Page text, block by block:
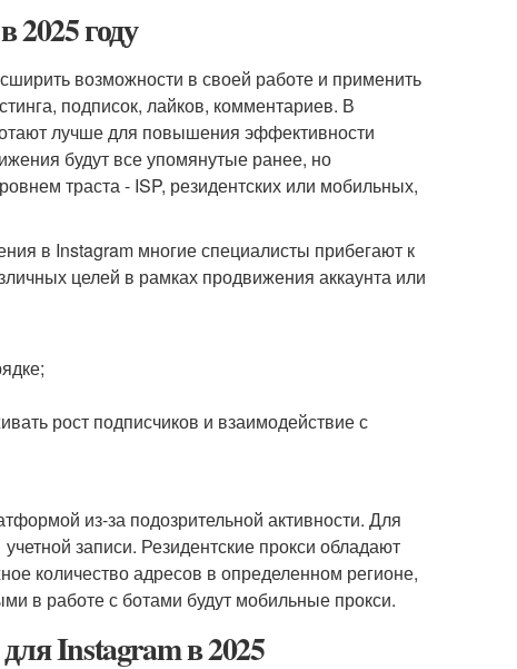
году
возможности в своей работе и применить
подписок, лайков, комментариев. В
лучше для повышения эффективности
будут все упомянутые ранее, но
траста - ISP, резидентских или мобильных,
в Instagram многие специалисты прибегают к
целей в рамках продвижения аккаунта или
рост подписчиков и взаимодействие с
из-за подозрительной активности. Для
записи. Резидентские прокси обладают
количество адресов в определенном регионе,
в работе с ботами будут мобильные прокси.
Instagram в 2025